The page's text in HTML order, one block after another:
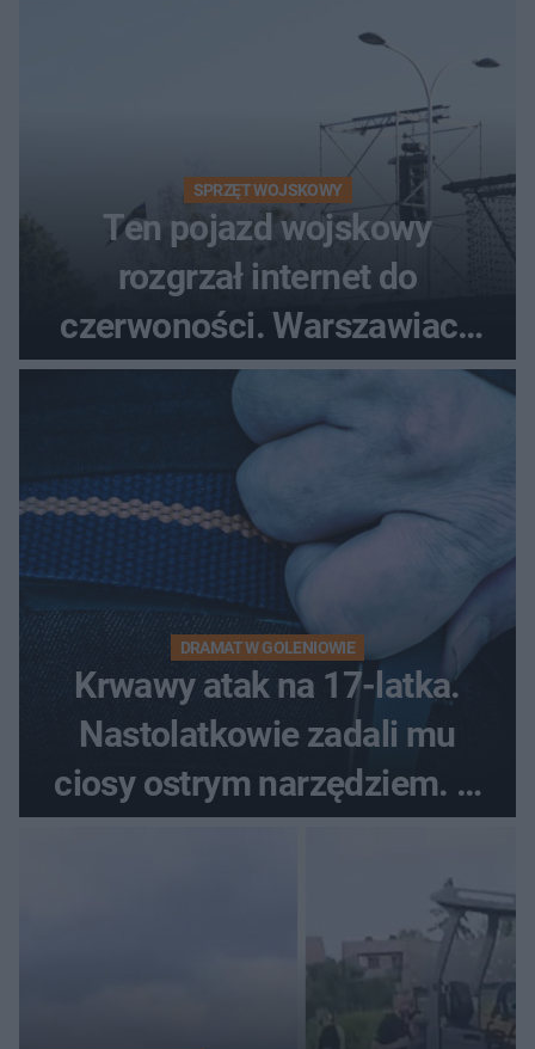
SPRZĘT WOJSKOWY
Ten pojazd wojskowy
rozgrzał internet do
czerwoności. Warszawiacy
pytali, czy to Mad Max!
DRAMAT W GOLENIOWIE
Krwawy atak na 17-latka.
Nastolatkowie zadali mu
ciosy ostrym narzędziem. O
ich losach zdecyduje sąd